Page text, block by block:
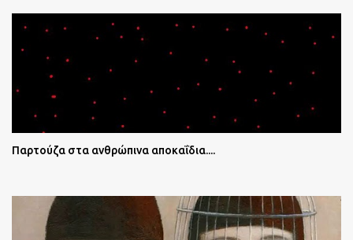
Παρτούζα στα ανθρώπινα αποκαΐδια....